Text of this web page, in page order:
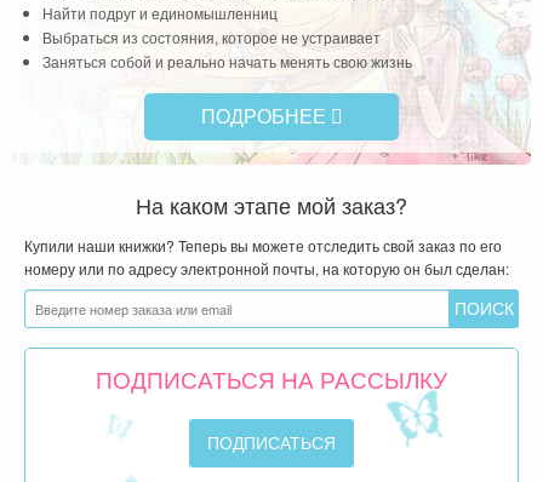
Найти подруг и единомышленниц
Выбраться из состояния, которое не устраивает
Заняться собой и реально начать менять свою жизнь
ПОДРОБНЕЕ
На каком этапе мой заказ?
Купили наши книжки? Теперь вы можете отследить свой заказ по его
номеру или по адресу электронной почты, на которую он был сделан:
ПОДПИСАТЬСЯ НА РАССЫЛКУ